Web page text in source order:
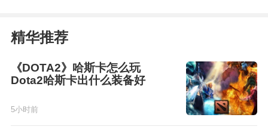
精华推荐
《DOTA2》哈斯卡怎么玩
Dota2哈斯卡出什么装备好
5小时前